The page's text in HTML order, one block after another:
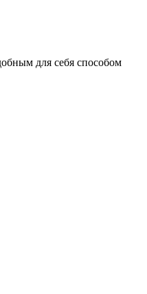
для себя способом